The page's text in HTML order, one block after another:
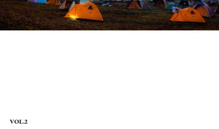
VOL.2